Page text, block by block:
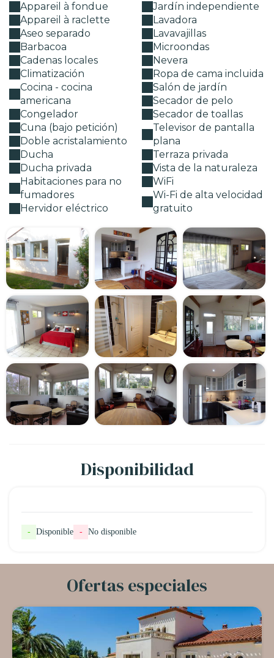
Appareil à fondue
Appareil à raclette
Aseo separado
Barbacoa
Cadenas locales
Climatización
Cocina - cocina
americana
Congelador
Cuna (bajo petición)
Doble acristalamiento
Ducha
Ducha privada
Habitaciones para no
fumadores
Hervidor eléctrico
Jardín independiente
Lavadora
Lavavajillas
Microondas
Nevera
Ropa de cama incluida
Salón de jardín
Secador de pelo
Secador de toallas
Televisor de pantalla
plana
Terraza privada
Vista de la naturaleza
WiFi
Wi-Fi de alta velocidad
gratuito
Disponibilidad
- Disponible - No disponible
Ofertas especiales
-28%